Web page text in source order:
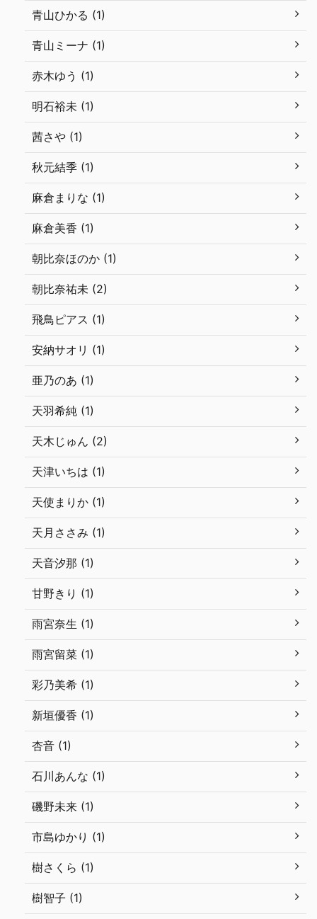
青山ひかる (1)
青山ミーナ (1)
赤木ゆう (1)
明石裕未 (1)
茜さや (1)
秋元結季 (1)
麻倉まりな (1)
麻倉美香 (1)
朝比奈ほのか (1)
朝比奈祐未 (2)
飛鳥ピアス (1)
安納サオリ (1)
亜乃のあ (1)
天羽希純 (1)
天木じゅん (2)
天津いちは (1)
天使まりか (1)
天月ささみ (1)
天音汐那 (1)
甘野きり (1)
雨宮奈生 (1)
雨宮留菜 (1)
彩乃美希 (1)
新垣優香 (1)
杏音 (1)
石川あんな (1)
磯野未来 (1)
市島ゆかり (1)
樹さくら (1)
樹智子 (1)